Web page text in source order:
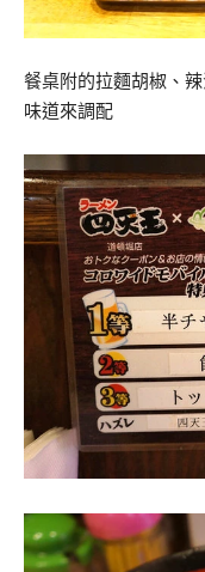
餐桌附的拉麵胡椒、
味道來調配